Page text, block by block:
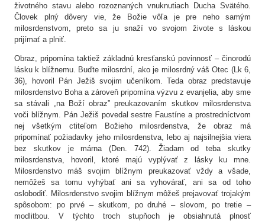
životného stavu alebo rozoznaných vnuknutiach Ducha Svätého.
Človek plný dôvery vie, že Božie vôľa je pre neho samým
milosrdenstvom, preto sa ju snaží vo svojom živote s láskou
prijímať a plniť.
Obraz, pripomína taktiež základnú kresťanskú povinnosť – činorodú
lásku k blížnemu. Buďte milosrdní, ako je milosrdný váš Otec (Lk 6,
36), hovoril Pán Ježiš svojim učeníkom. Teda obraz predstavuje
milosrdenstvo Boha a zároveň pripomína výzvu z evanjelia, aby sme
sa stávali „na Boží obraz” preukazovaním skutkov milosrdenstva
voči blížnym. Pán Ježiš povedal sestre Faustíne a prostredníctvom
nej všetkým ctiteľom Božieho milosrdenstva, že obraz má
pripomínať požiadavky jeho milosrdenstva, lebo aj najsilnejšia viera
bez skutkov je márna (Den. 742). Žiadam od teba skutky
milosrdenstva, hovoril, ktoré majú vyplývať z lásky ku mne.
Milosrdenstvo máš svojim blížnym preukazovať vždy a všade,
nemôžeš sa tomu vyhýbať ani sa vyhovárať, ani sa od toho
oslobodiť. Milosrdenstvo svojim blížnym môžeš prejavovať trojakým
spôsobom: po prvé – skutkom, po druhé – slovom, po tretie –
modlitbou. V týchto troch stupňoch je obsiahnutá plnosť